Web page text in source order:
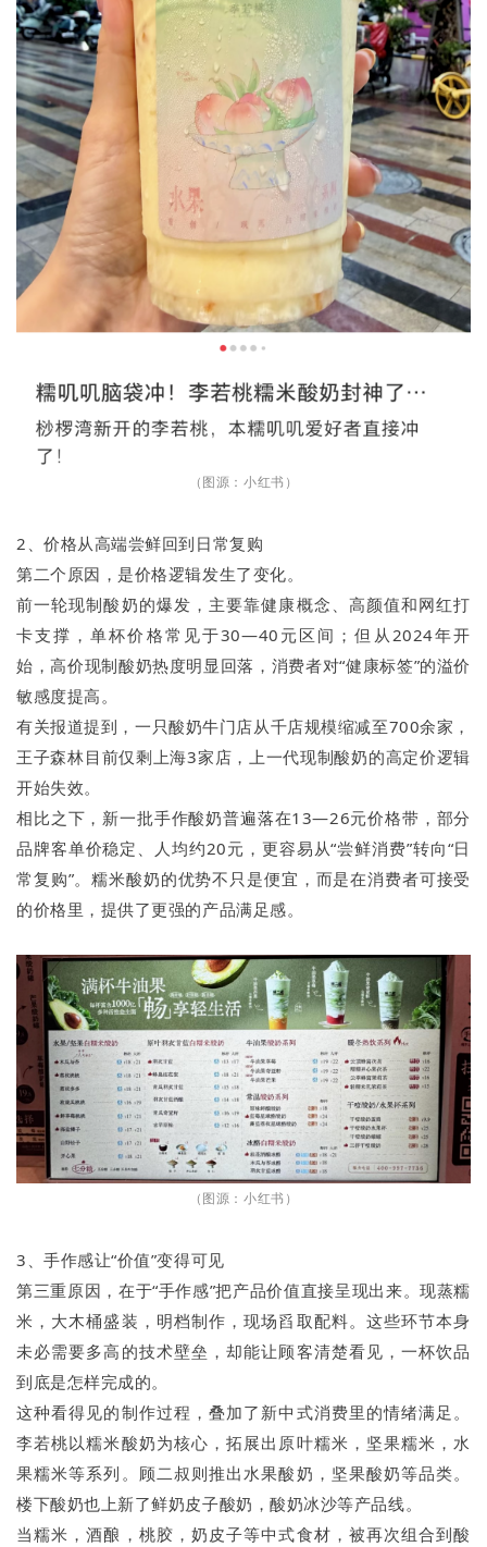
（图源：小红书）
2、价格从高端尝鲜回到日常复购
第二个原因，是价格逻辑发生了变化。
前一轮现制酸奶的爆发，主要靠健康概念、高颜值和网红打
卡支撑，单杯价格常见于30—40元区间；但从2024年开
始，高价现制酸奶热度明显回落，消费者对“健康标签”的溢价
敏感度提高。
有关报道提到，一只酸奶牛门店从千店规模缩减至700余家，
王子森林目前仅剩上海3家店，上一代现制酸奶的高定价逻辑
开始失效。
相比之下，新一批手作酸奶普遍落在13—26元价格带，部分
品牌客单价稳定、人均约20元，更容易从“尝鲜消费”转向“日
常复购”。糯米酸奶的优势不只是便宜，而是在消费者可接受
的价格里，提供了更强的产品满足感。
（图源：小红书）
3、手作感让“价值”变得可见
第三重原因，在于“手作感”把产品价值直接呈现出来。现蒸糯
米，大木桶盛装，明档制作，现场舀取配料。这些环节本身
未必需要多高的技术壁垒，却能让顾客清楚看见，一杯饮品
到底是怎样完成的。
这种看得见的制作过程，叠加了新中式消费里的情绪满足。
李若桃以糯米酸奶为核心，拓展出原叶糯米，坚果糯米，水
果糯米等系列。顾二叔则推出水果酸奶，坚果酸奶等品类。
楼下酸奶也上新了鲜奶皮子酸奶，酸奶冰沙等产品线。
当糯米，酒酿，桃胶，奶皮子等中式食材，被再次组合到酸